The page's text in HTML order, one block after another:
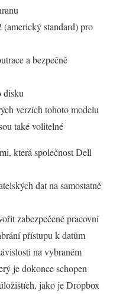
standard) pro
a bezpečně
disku
verzích tohoto modelu
také volitelné
která společnost Dell
dat na samostatně
zabezpečené pracovní
přístupu k datům
na vybraném
je dokonce schopen
jako je Dropbox